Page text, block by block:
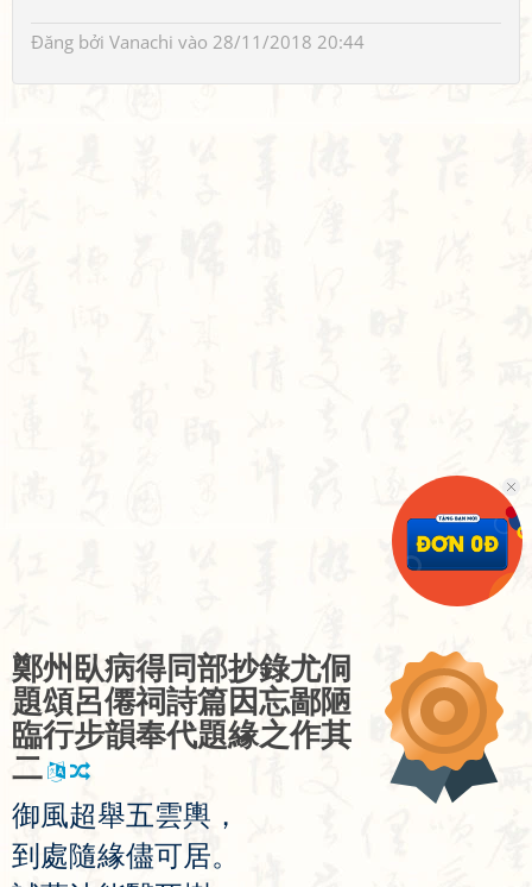
Đăng bởi Vanachi vào 28/11/2018 20:44
鄭州 臥病得同部抄錄尤侗
題頌呂僊祠詩篇因忘鄙陋
臨行步韻奉代題緣之作其
二
御風超舉五雲輿 ，
到 處隨緣儘可居。